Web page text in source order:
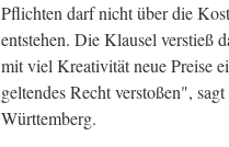
Pflichten darf nicht über die
entstehen. Die Klausel verstieß
mit viel Kreativität neue Preise
geltendes Recht verstoßen",
Württemberg.